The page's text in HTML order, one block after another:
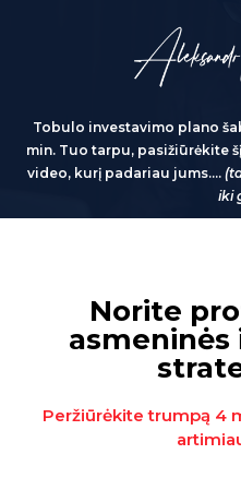
Tobulo investavimo plano
min. Tuo tarpu, pasižiūrėkite
video, kurį padariau jums….
iki
Norite
Peržiūrėkite trumpą 4